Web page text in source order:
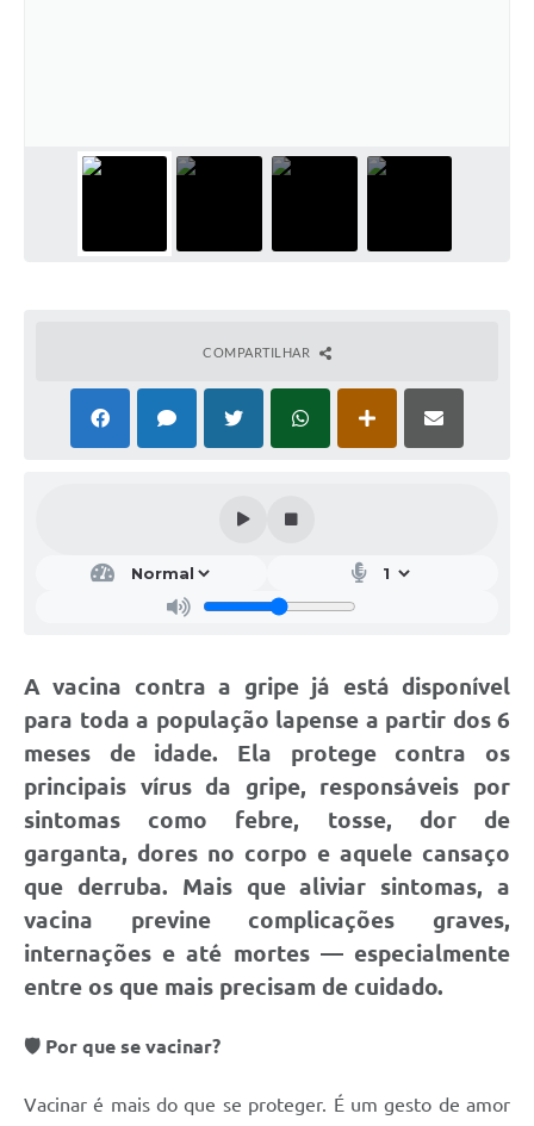
COMPARTILHAR
A vacina contra a gripe já está disponível
para toda a população lapense a partir dos 6
meses de idade. Ela protege contra os
principais vírus da gripe, responsáveis por
sintomas como febre, tosse, dor de
garganta, dores no corpo e aquele cansaço
que derruba. Mais que aliviar sintomas, a
vacina previne complicações graves,
internações e até mortes — especialmente
entre os que mais precisam de cuidado.
🛡️ Por que se vacinar?
Vacinar é mais do que se proteger. É um gesto de amor